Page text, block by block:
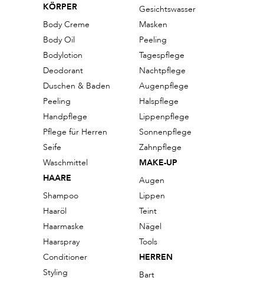
KÖRPER
Body Creme
Body Oil
Bodylotion
Deodorant
Duschen & Baden
Peeling
Handpflege
Pflege für Herren
Seife
Waschmittel
HAARE
Shampoo
Haaröl
Haarmaske
Haarspray
Conditioner
Styling
Gesichtswasser
Masken
Peeling
Tagespflege
Nachtpflege
Augenpflege
Halspflege
Lippenpflege
Sonnenpflege
Zahnpflege
MAKE-UP
Augen
Lippen
Teint
Nägel
Tools
HERREN
Bart